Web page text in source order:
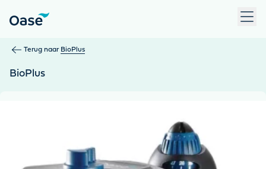
Terug naar BioPlus
BioPlus